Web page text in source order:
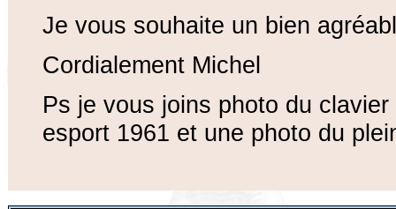
Je vous souhaite un bien
Cordialement Michel
Ps je vous joins photo du
esport 1961 et une photo du